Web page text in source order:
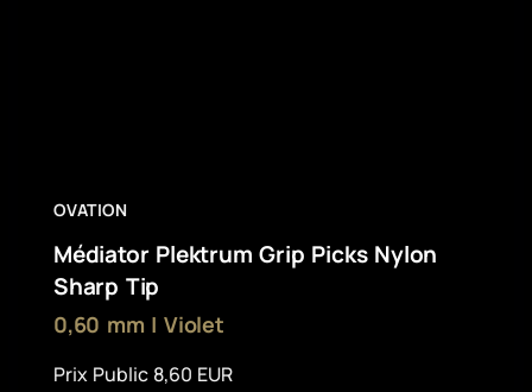
OVATION
Médiator Plektrum Grip Picks Nylon
Sharp Tip
0,60 mm | Violet
Prix Public 8,60 EUR